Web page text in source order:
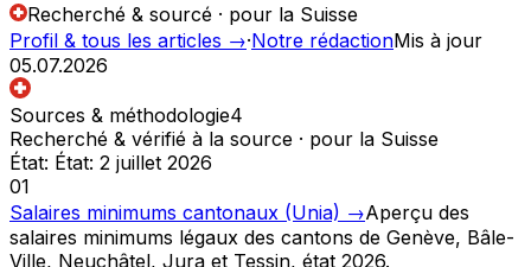
Recherché & sourcé · pour la Suisse
Profil & tous les articles →·Notre rédactionMis à jour
05.07.2026
Sources & méthodologie4
Recherché & vérifié à la source · pour la Suisse
État: État: 2 juillet 2026
01
Salaires minimums cantonaux (Unia) →Aperçu des
salaires minimums légaux des cantons de Genève, Bâle-
Ville, Neuchâtel, Jura et Tessin, état 2026.